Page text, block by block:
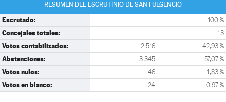
RESUMEN DEL ESCRUTINIO DE SAN FULGENCIO
Escrutado: 100 %
Concejales totales: 13
Votos contabilizados: 2.516 42,93 %
Abstenciones: 3.345 57,07 %
Votos nulos: 46 1,83 %
Votos en blanco: 24 0,97 %